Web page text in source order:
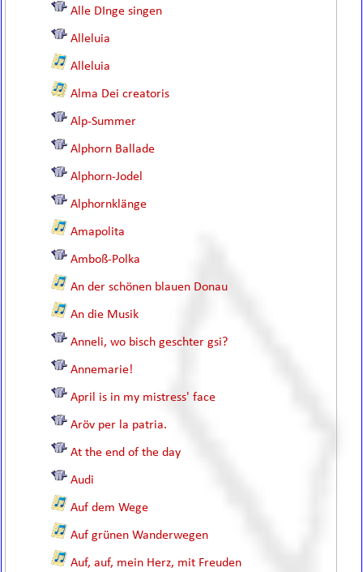
Alle DInge singen
Alleluia
Alleluia
Alma Dei creatoris
Alp-Summer
Alphorn Ballade
Alphorn-Jodel
Alphornklänge
Amapolita
Amboß-Polka
An der schönen blauen Donau
An die Musik
Anneli, wo bisch geschter gsi?
Annemarie!
April is in my mistress' face
Aröv per la patria.
At the end of the day
Audi
Auf dem Wege
Auf grünen Wanderwegen
Auf, auf, mein Herz, mit Freuden